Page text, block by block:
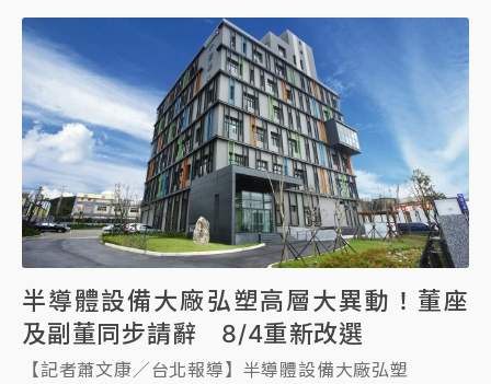
半導體設備大廠弘塑高層大異動！董座
及副董同步請辭 8/4重新改選
【記者蕭文康／台北報導】半導體設備大廠弘塑